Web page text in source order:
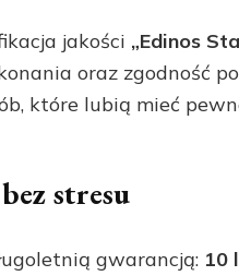
jakości „Edinos
oraz zgodność
które lubią mieć
stresu
gwarancją: 10